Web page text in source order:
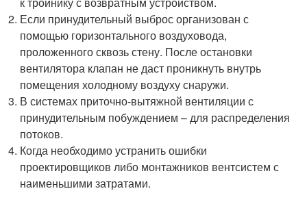
Если принудительный выброс организован с
помощью горизонтального воздуховода,
проложенного сквозь стену. После остановки
вентилятора клапан не даст проникнуть внутрь
помещения холодному воздуху снаружи.
В системах приточно-вытяжной вентиляции с
принудительным побуждением – для распределения
потоков.
Когда необходимо устранить ошибки
проектировщиков либо монтажников вентсистем с
наименьшими затратами.